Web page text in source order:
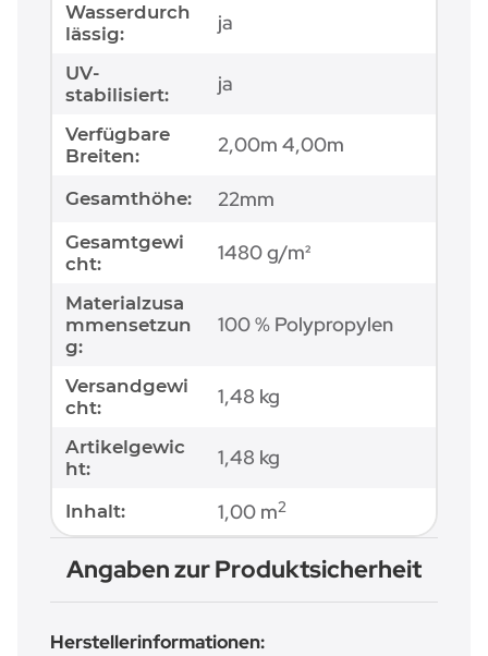
Wasserdurch
lässig:
ja
UV-
stabilisiert:
ja
Verfügbare
Breiten:
2,00m 4,00m
Gesamthöhe: 22mm
Gesamtgewi
cht:
1480 g/m²
Materialzusa
mmensetzun
g:
100 % Polypropylen
Versandgewi
cht:
1,48 kg
Artikelgewic
ht:
1,48 kg
Inhalt: 1,00 m2
Angaben zur Produktsicherheit
Herstellerinformationen: